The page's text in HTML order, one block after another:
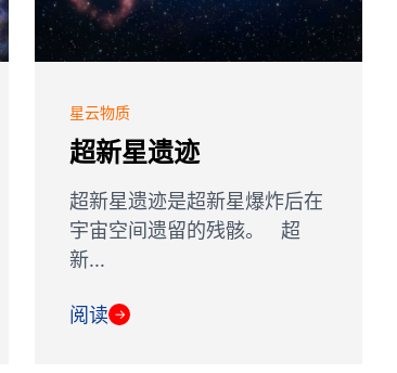
星云物质
超新星遗迹
超新星遗迹是超新星爆炸后在
宇宙空间遗留的残骸。 超
新...
阅读 →